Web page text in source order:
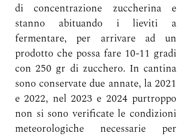
di concentrazione zuccherina e
stanno abituando i lieviti a
fermentare, per arrivare ad un
prodotto che possa fare 10-11 gradi
con 250 gr di zucchero. In cantina
sono conservate due annate, la 2021
e 2022, nel 2023 e 2024 purtroppo
non si sono verificate le condizioni
meteorologiche necessarie per